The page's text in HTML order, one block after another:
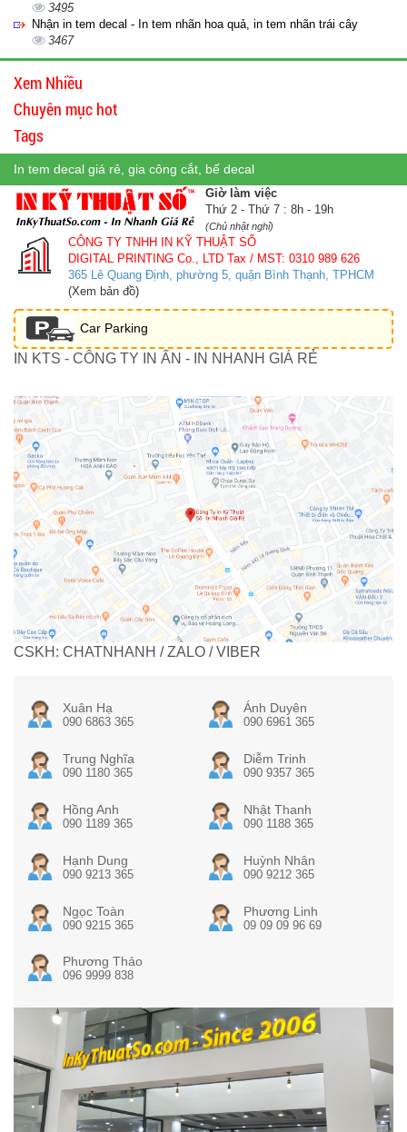
3495
Nhận in tem decal - In tem nhãn hoa quả, in tem nhãn trái cây
3467
Xem Nhiều
Chuyên mục hot
Tags
In tem decal giá rẻ, gia công cắt, bế decal
Giờ làm việc
Thứ 2 - Thứ 7 : 8h - 19h
(Chủ nhật nghỉ)
CÔNG TY TNHH IN KỸ THUẬT SỐ
DIGITAL PRINTING Co., LTD Tax / MST: 0310 989 626
365 Lê Quang Định, phường 5, quận Bình Thạnh, TPHCM
(Xem bản đồ)
Car Parking
IN KTS - CÔNG TY IN ẤN - IN NHANH GIÁ RẺ
CSKH: CHATNHANH / ZALO / VIBER
Xuân Hạ
090 6863 365
Ánh Duyên
090 6961 365
Trung Nghĩa
090 1180 365
Diễm Trinh
090 9357 365
Hồng Anh
090 1189 365
Nhật Thanh
090 1188 365
Hạnh Dung
090 9213 365
Huỳnh Nhân
090 9212 365
Ngọc Toàn
090 9215 365
Phương Linh
09 09 09 96 69
Phương Thảo
096 9999 838